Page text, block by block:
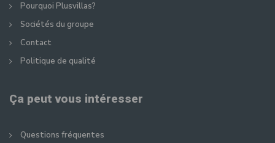
Pourquoi Plusvillas?
Sociétés du groupe
Contact
Politique de qualité
Ça peut vous intéresser
Questions fréquentes